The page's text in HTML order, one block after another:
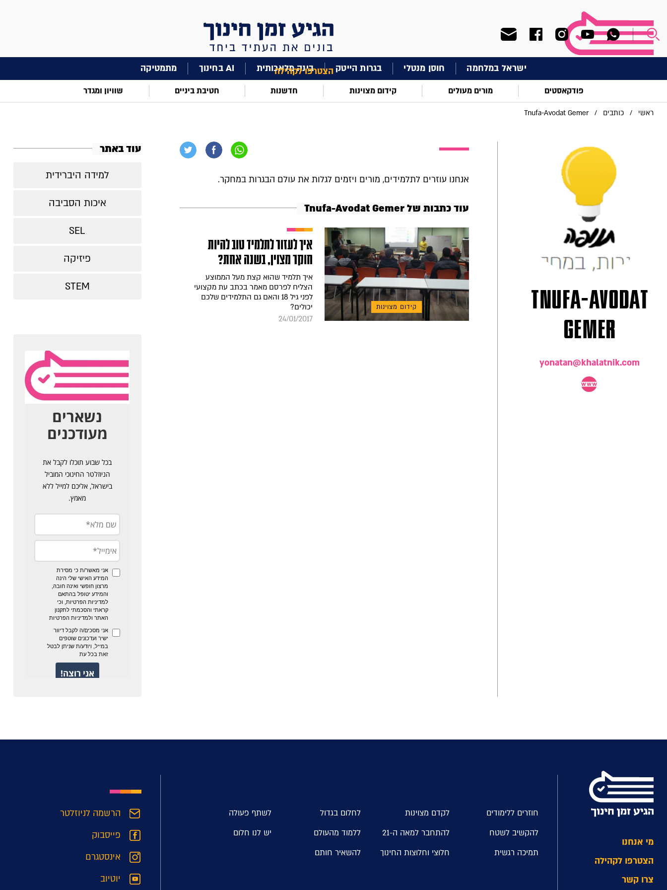
הצטרפו לקהילה ישראל במלחמה חוסן מנטלי בגרות הייטק בינה מלאכותית AI בחינוך מתמטיקה
פודקאסטים מורים מעולים קידום מצוינות חדשנות חטיבת ביניים שוויון ומגדר
ראשי / כותבים /
Tnufa-Avodat Gemer
אנחנו עוזרים לתלמידים, מורים ויזמים לגלות את עולם הבגרות במחקר.
עוד כתבות של Tnufa-Avodat Gemer
קידום מצוינות
איך לעזור לתלמיד טוב להיות
חוקר מצוין, בשנה אחת?
איך תלמיד שהוא קצת מעל הממוצע
הצליח לפרסם מאמר בכתב עת מקצועי
לפני גיל 18 והאם גם התלמידים שלכם
יכולים?
24/01/2017
Tnufa-Avodat
Gemer
yonatan@khalatnik.com
עוד באתר
למידה היברידית
איכות הסביבה
SEL
פיזיקה
STEM
מי אנחנו
הצטרפו לקהילה
צרו קשר
חוזרים ללימודים לקדם מצוינות לחלום בגדול
לשתף פעולה
להקשיב לשטח
להתחבר למאה ה-21 ללמוד מהעולם
יש לנו חלום
תמיכה רגשית
חלוצי וחלוצות החינוך להשאיר חותם
הרשמה לניוזלטר
פייסבוק
אינסטגרם
יוטיוב